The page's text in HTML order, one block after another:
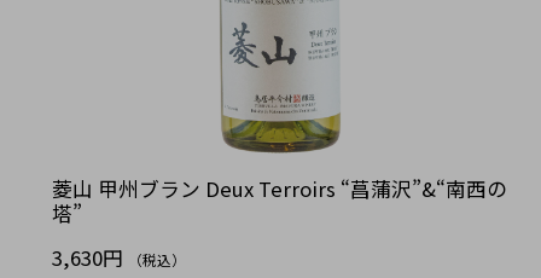
菱山 甲州ブラン Deux Terroirs “菖蒲沢”&“南西の
塔”
3,630円
（税込）